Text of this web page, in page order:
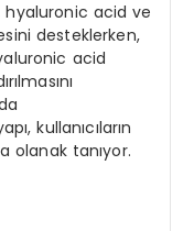
hyaluronic acid ve
desteklerken,
acid
kullanıcıların
olanak tanıyor.